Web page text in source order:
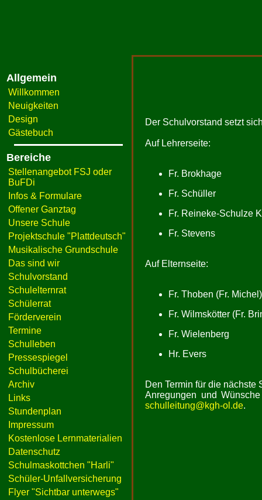
Allgemein
Willkommen
Neuigkeiten
Design
Gästebuch
Bereiche
Stellenangebot FSJ oder
BuFDi
Infos & Formulare
Offener Ganztag
Unsere Schule
Projektschule "Plattdeutsch"
Musikalische Grundschule
Das sind wir
Schulvorstand
Schulelternrat
Schülerrat
Förderverein
Termine
Schulleben
Pressespiegel
Schulbücherei
Archiv
Links
Stundenplan
Impressum
Kostenlose Lernmaterialien
Datenschutz
Schulmaskottchen "Harli"
Schüler-Unfallversicherung
Flyer "Sichtbar unterwegs"
Der Schulvorstand setzt
Auf Lehrerseite:
Fr. Brokhage
Fr. Schüller
Fr. Reineke-Schulze
Fr. Stevens
Auf Elternseite:
Fr. Thoben (Fr. Michel)
Fr. Wilmskötter (Fr.
Fr. Wielenberg
Hr. Evers
Den Termin für die nächste
Anregungen und
schulleitung@kgh-ol.de.